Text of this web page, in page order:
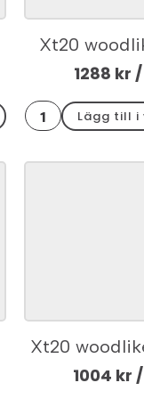
Xt20
rect.
1288 kr
Xt20
woodlike
grey
40x120x2
Lägg till i
Xt20
rect.
1004 kr